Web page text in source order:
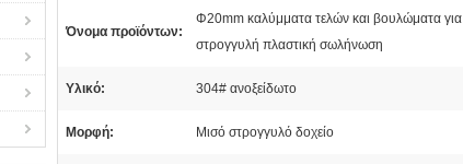
Όνομα προϊόντων:
Φ20mm καλύμματα τελών και βουλώματα για
στρογγυλή πλαστική σωλήνωση
Υλικό: 304# ανοξείδωτο
Μορφή: Μισό στρογγυλό δοχείο